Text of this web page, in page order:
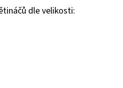
dle velikosti: